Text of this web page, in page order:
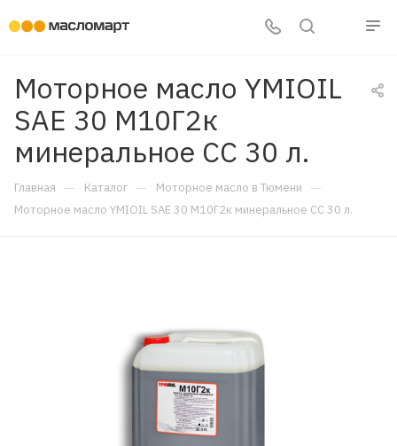
Моторное масло YMIOIL
SAE 30 М10Г2к
минеральное CC 30 л.
Главная — Каталог — Моторное масло в Тюмени —
Моторное масло YMIOIL SAE 30 М10Г2к минеральное CC 30 л.